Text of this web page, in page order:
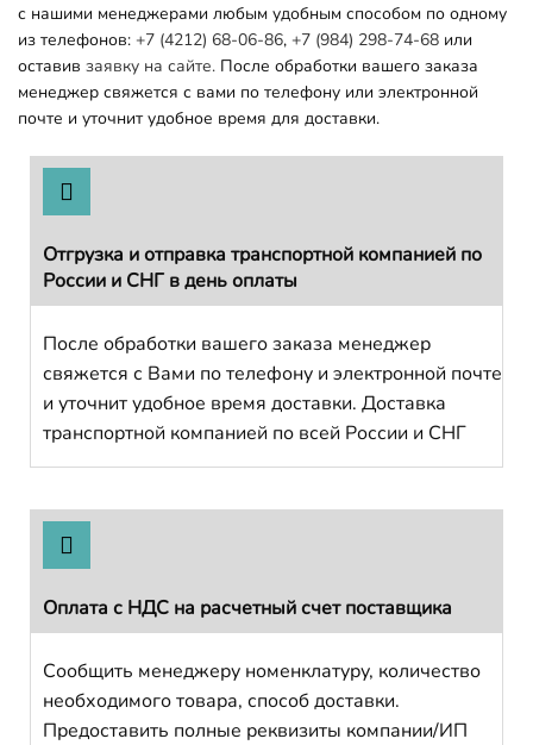
с нашими менеджерами любым удобным способом по одному
из телефонов: +7 (4212) 68-06-86, +7 (984) 298-74-68 или
оставив заявку на сайте. После обработки вашего заказа
менеджер свяжется с вами по телефону или электронной
почте и уточнит удобное время для доставки.
Отгрузка и отправка транспортной компанией по
России и СНГ в день оплаты
После обработки вашего заказа менеджер
свяжется с Вами по телефону и электронной почте
и уточнит удобное время доставки. Доставка
транспортной компанией по всей России и СНГ
Оплата с НДС на расчетный счет поставщика
Сообщить менеджеру номенклатуру, количество
необходимого товара, способ доставки.
Предоставить полные реквизиты компании/ИП